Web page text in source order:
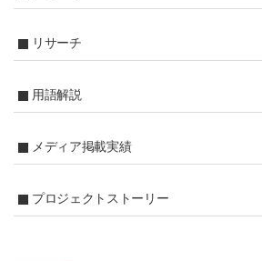
リサーチ
用語解説
メディア掲載実績
プロジェクトストーリー